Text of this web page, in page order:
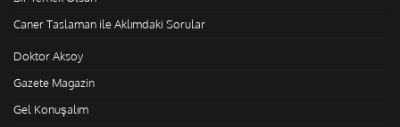
Caner Taslaman ile Aklımdaki Sorular
Doktor Aksoy
Gazete Magazin
Gel Konuşalım